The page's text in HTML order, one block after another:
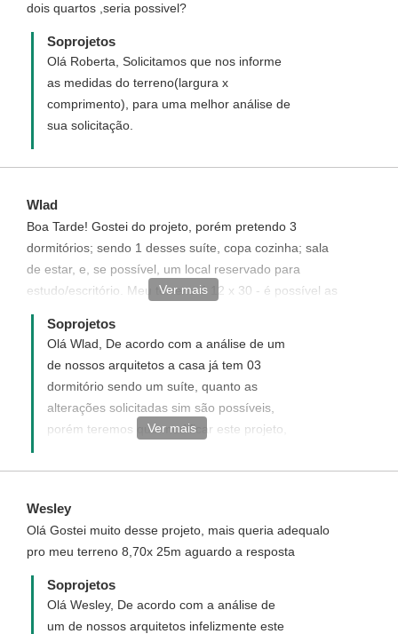
dois quartos ,seria possivel?
Soprojetos
Olá Roberta, Solicitamos que nos informe
as medidas do terreno(largura x
comprimento), para uma melhor análise de
sua solicitação.
Wlad
Boa Tarde! Gostei do projeto, porém pretendo 3
dormitórios; sendo 1 desses suíte, copa cozinha; sala
de estar, e, se possível, um local reservado para
estudo/escritório. Meu terreno é 12 x 30 - é possível as
alterações acima
Ver mais
Soprojetos
Olá Wlad, De acordo com a análise de um
de nossos arquitetos a casa já tem 03
dormitório sendo um suíte, quanto as
alterações solicitadas sim são possíveis,
porém teremos que modificar este projeto,
enviaremos uma proposta informando com
como adquirir este projeto com
modificações solicitadas. Disponha para
quaisquer dúvida, será um prazer ter você
como um de nossos clientes.
Ver mais
Wesley
Olá Gostei muito desse projeto, mais queria adequalo
pro meu terreno 8,70x 25m aguardo a resposta
Soprojetos
Olá Wesley, De acordo com a análise de
um de nossos arquitetos infelizmente este